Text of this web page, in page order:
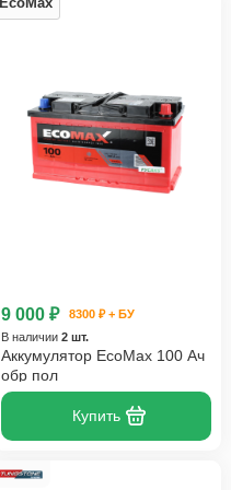
EcoMax
9 000 ₽
8300 ₽ + БУ
В наличии 2 шт.
Аккумулятор EcoMax 100 Ач
обр пол
Купить